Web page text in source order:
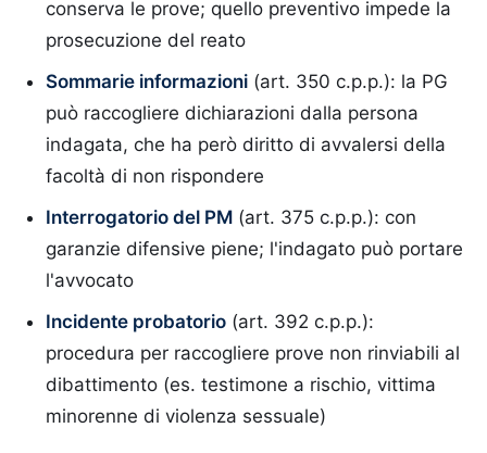
conserva le prove; quello preventivo impede la
prosecuzione del reato
Sommarie informazioni (art. 350 c.p.p.): la PG
può raccogliere dichiarazioni dalla persona
indagata, che ha però diritto di avvalersi della
facoltà di non rispondere
Interrogatorio del PM (art. 375 c.p.p.): con
garanzie difensive piene; l'indagato può portare
l'avvocato
Incidente probatorio (art. 392 c.p.p.):
procedura per raccogliere prove non rinviabili al
dibattimento (es. testimone a rischio, vittima
minorenne di violenza sessuale)